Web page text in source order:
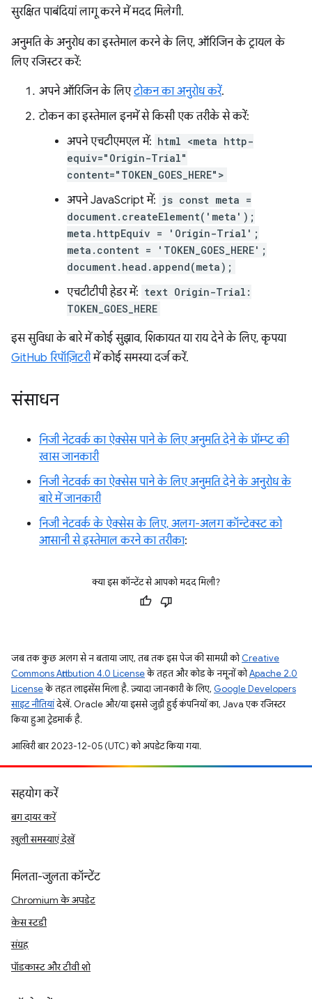
सुरक्षित पाबंदियां लागू करने में मदद मिलेगी.
अनुमति के अनुरोध का इस्तेमाल करने के लिए, ऑरिजिन के ट्रायल के
लिए रजिस्टर करें:
अपने ऑरिजिन के लिएटोकन का अनुरोध करें.
टोकन का इस्तेमाल इनमें से किसी एक तरीके से करें:
अपने एचटीएमएल में: html <meta http-
equiv="Origin-Trial"
content="TOKEN_GOES_HERE">
अपने JavaScript में: js const meta =
document.createElement('meta');
meta.httpEquiv = 'Origin-Trial';
meta.content = 'TOKEN_GOES_HERE';
document.head.append(meta);
एचटीटीपी हेडर में: text Origin-Trial:
TOKEN_GOES_HERE
इस सुविधा के बारे में कोई सुझाव, शिकायत या राय देने के लिए, कृपया
GitHub रिपॉज़िटरीमें कोई समस्या दर्ज करें.
संसाधन
निजी नेटवर्क का ऐक्सेस पाने के लिए अनुमति देने के प्रॉम्प्ट की
खास जानकारी
निजी नेटवर्क का ऐक्सेस पाने के लिए अनुमति देने के अनुरोध के
बारे में जानकारी
निजी नेटवर्क के ऐक्सेस के लिए, अलग-अलग कॉन्टेक्स्ट को
आसानी से इस्तेमाल करने का तरीका:
क्या इस कॉन्टेंट से आपको मदद मिली?
जब तक कुछ अलग से न बताया जाए, तब तक इस पेज की सामग्री कोCreative
Commons Attribution 4.0 Licenseके तहत और कोड के नमूनों कोApache 2.0
Licenseके तहत लाइसेंस मिला है. ज़्यादा जानकारी के लिए, Google Developers
साइट नीतियांदेखें. Oracle और/या इससे जुड़ी हुई कंपनियों का, Java एक रजिस्टर
किया हुआ ट्रेडमार्क है.
आखिरी बार 2023-12-05 (UTC) को अपडेट किया गया.
सहयोग करें
बग दायर करें
खुली समस्याएं देखें
मिलता-जुलता कॉन्टेंट
Chromium के अपडेट
केस स्टडी
संग्रह
पॉडकास्ट और टीवी शो